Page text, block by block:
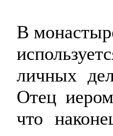
В
личных
Отец
что